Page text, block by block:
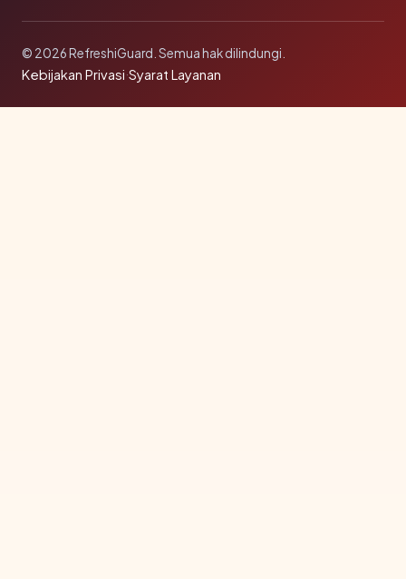
© 2026 RefreshiGuard. Semua hak dilindungi.
Kebijakan Privasi·Syarat Layanan